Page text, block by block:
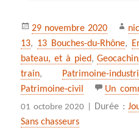
Publié
le
29 novembre 2020
13, 13 Bouches-du-Rhône,
bateau, et à pied,
train, Patrimoine-
Patrimoine‑civil
Un
01 octobre 2020 | Durée :
Sans chasseurs